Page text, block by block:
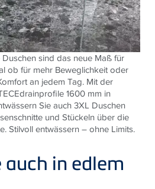
sind das neue Maß für
ob für mehr Beweglichkeit oder
an jedem Tag. Mit der
1600 mm in
Sie auch 3XL Duschen
und Stückeln über die
Stilvoll entwässern – ohne Limits.
in edlem